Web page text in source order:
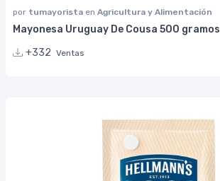
por tumayorista en Agricultura y Alimentación
Mayonesa Uruguay De Cousa 500 gramos
+332 Ventas